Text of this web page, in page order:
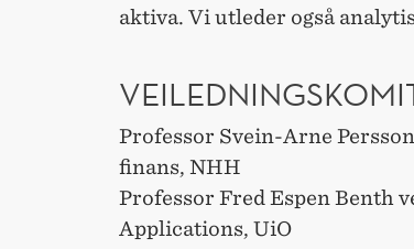
aktiva. Vi utleder også
Professor Svein-Arne
finans, NHH
Professor Fred Espen Benth
Applications, UiO